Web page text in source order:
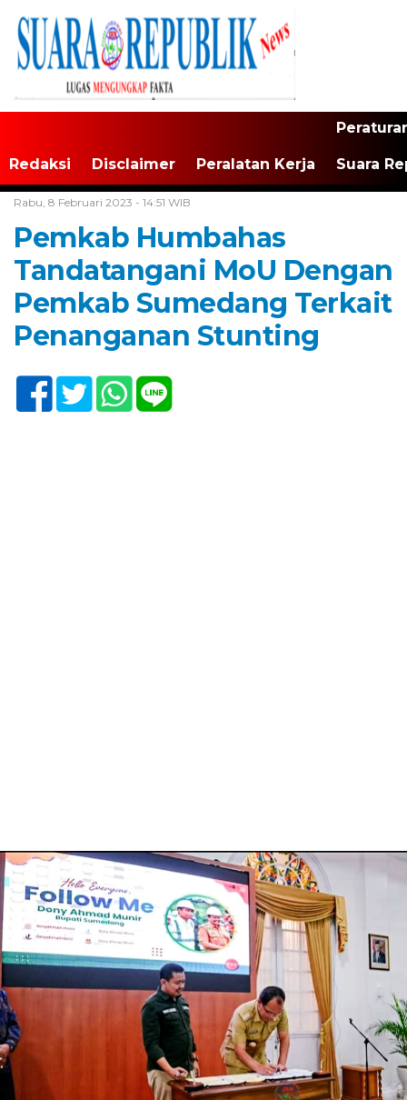
Redaksi Disclaimer Peralatan Kerja Suara
Rabu, 8 Februari 2023 - 14:51 WIB
Pemkab Humbahas
Tandatangani MoU Dengan
Pemkab Sumedang Terkait
Penanganan Stunting